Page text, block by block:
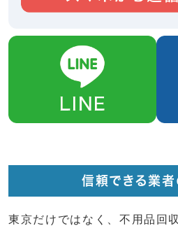
信頼できる業
東京だけではなく、不用品回